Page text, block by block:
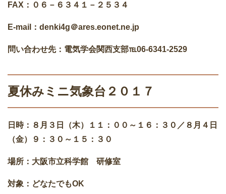
FAX：０６－６３４１－２５３４
E-mail：denki4g＠ares.eonet.ne.jp
問い合わせ先：電気学会関西支部℡06-6341-2529
夏休みミニ気象台２０１７
日時：８月３日（木）１１：００～１６：３０／８月４日
（金）９：３０～１５：３０
場所：大阪市立科学館 研修室
対象：どなたでもOK